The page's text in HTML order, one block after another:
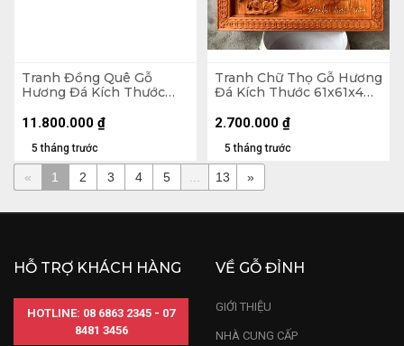
Tranh Đồng Quê Gỗ
Hương Đá Kích Thước
5 tháng trước
11.800.000 ₫
Tranh Chữ Thọ Gỗ Hương
Đá Kích Thước 61x61x4
5 tháng trước
2.700.000 ₫
« 1 2 3 4 5 ... 13 »
HỖ TRỢ KHÁCH HÀNG
HOTLINE: 08 6863 2345 - 07
8481 3456
VỀ GỖ ĐỈNH
GIỚI THIỆU
NHÀ CUNG CẤP